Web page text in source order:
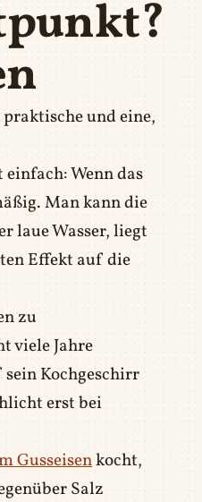
und eine,
Wenn das
Man kann die
laue Wasser, liegt
Effekt auf die
zu
viele Jahre
Kochgeschirr
erst bei
Gusseisenkocht,
Salz